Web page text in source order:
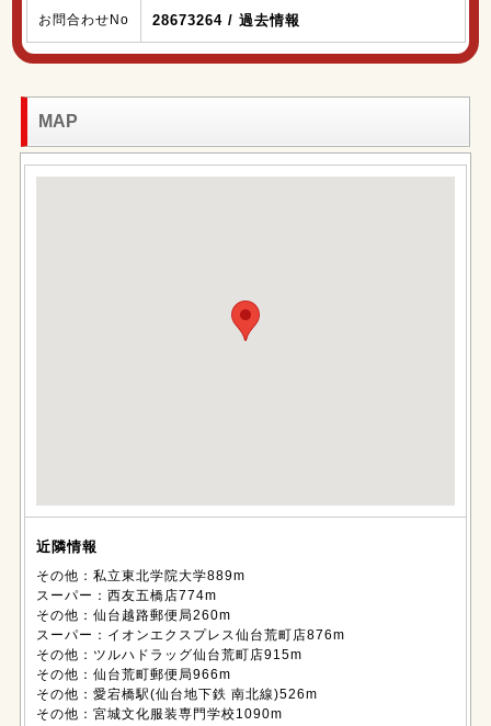
お問合わせNo 28673264 / 過去情報
MAP
近隣情報
その他：私立東北学院大学889m
スーパー：西友五橋店774m
その他：仙台越路郵便局260m
スーパー：イオンエクスプレス仙台荒町店876m
その他：ツルハドラッグ仙台荒町店915m
その他：仙台荒町郵便局966m
その他：愛宕橋駅(仙台地下鉄 南北線)526m
その他：宮城文化服装専門学校1090m